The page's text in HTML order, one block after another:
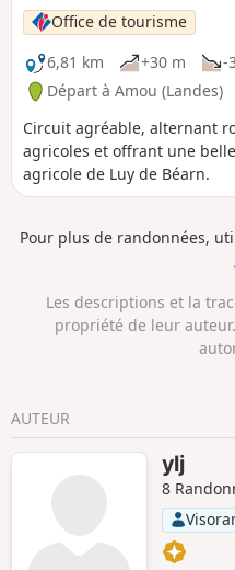
Office de tourisme
6,81 km
+30 m -
Départ à Amou (Landes)
Circuit agréable, alternant
agricoles et offrant une
agricole de Luy de Béarn.
Pour plus de randonnées,
Les descriptions et la
propriété de leur
AUTEUR
ylj
8